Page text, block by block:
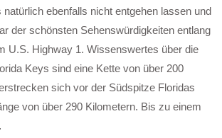
ebenfalls nicht entgehen lassen und
der schönsten Sehenswürdigkeiten entlang
U.S. Highway 1. Wissenswertes über die
Keys sind eine Kette von über 200
sich vor der Südspitze Floridas
von über 290 Kilometern. Bis zu einem